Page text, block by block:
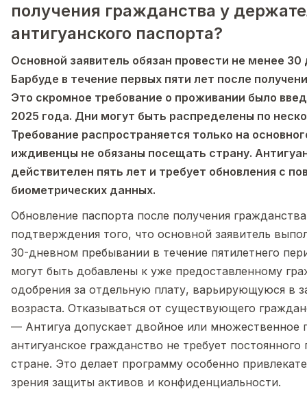
получения гражданства у
антигуанского паспорта?
Основной заявитель обязан провести не менее 30
Барбуде в течение первых пяти лет после
Это скромное требование о проживании было
2025 года. Дни могут быть распределены по
Требование распространяется только на
иждивенцы не обязаны посещать страну.
действителен пять лет и требует обновления с
биометрических данных.
Обновление паспорта после получения
подтверждения того, что основной заявитель
30-дневном пребывании в течение пятилетнего
могут быть добавлены к уже предоставленному
одобрения за отдельную плату, варьирующуюся в
возраста. Отказываться от существующего
— Антигуа допускает двойное или множественное
антигуанское гражданство не требует
стране. Это делает программу особенно
зрения защиты активов и конфиденциальности.